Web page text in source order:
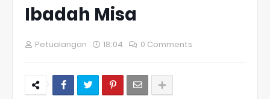
Ibadah Misa
Petualangan 18:04 0 Comments